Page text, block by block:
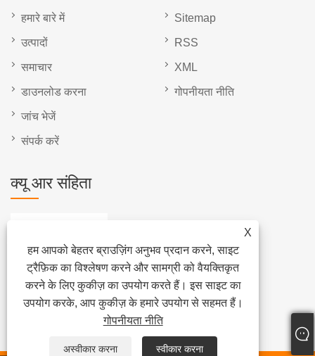
X
हम आपको बेहतर ब्राउज़िंग अनुभव प्रदान करने, साइट
ट्रैफ़िक का विश्लेषण करने और सामग्री को वैयक्तिकृत
करने के लिए कुकीज़ का उपयोग करते हैं। इस साइट का
उपयोग करके, आप कुकीज़ के हमारे उपयोग से सहमत हैं।
गोपनीयता नीति
अस्वीकार करना स्वीकार करना
हमारे बारे में
उत्पादों
समाचार
डाउनलोड करना
जांच भेजें
संपर्क करें
Sitemap
RSS
XML
गोपनीयता नीति
क्यू आर संहिता